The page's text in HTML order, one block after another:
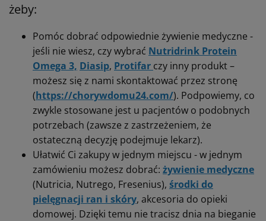
żeby:
Pomóc dobrać odpowiednie żywienie medyczne -
jeśli nie wiesz, czy wybrać Nutridrink Protein
Omega 3, Diasip, Protifar czy inny produkt –
możesz się z nami skontaktować przez stronę
(https://chorywdomu24.com/). Podpowiemy, co
zwykle stosowane jest u pacjentów o podobnych
potrzebach (zawsze z zastrzeżeniem, że
ostateczną decyzję podejmuje lekarz).
Ułatwić Ci zakupy w jednym miejscu - w jednym
zamówieniu możesz dobrać: żywienie medyczne
(Nutricia, Nutrego, Fresenius), środki do
pielęgnacji ran i skóry, akcesoria do opieki
domowej. Dzięki temu nie tracisz dnia na bieganie